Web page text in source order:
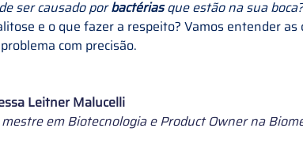
intestinal
ser causado por bactérias que estão na sua
e o que fazer a respeito? Vamos entender as
com precisão.
Leitner Malucelli
em Biotecnologia e Product Owner na